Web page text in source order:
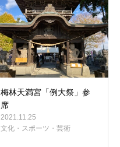
梅林天満宮「例大祭」参
席
2021.11.25
文化・スポーツ・芸術